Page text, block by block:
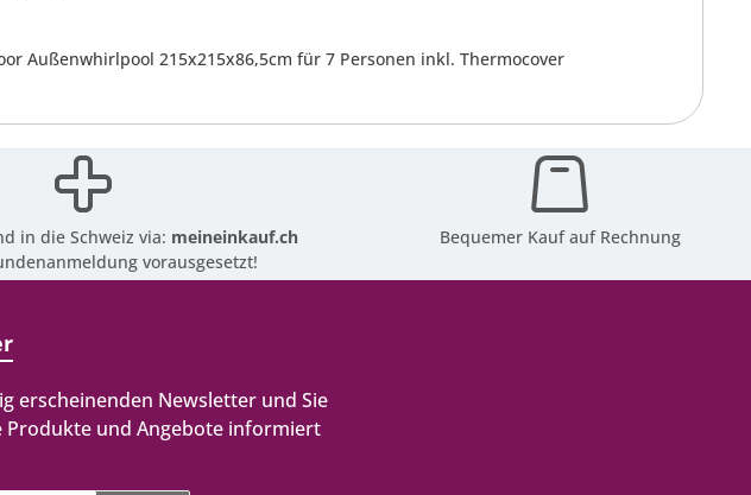
Außenwhirlpool 215x215x86,5cm für 7 Personen inkl. Thermocover
in die Schweiz via: meineinkauf.ch
vorausgesetzt!
Bequemer Kauf auf Rechnung
erscheinenden Newsletter und Sie
Produkte und Angebote informiert